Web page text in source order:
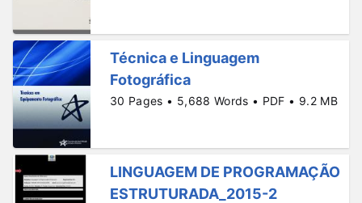
Técnica e Linguagem
Fotográfica
30 Pages • 5,688 Words • PDF • 9.2 MB
LINGUAGEM DE PROGRAMAÇÃO
ESTRUTURADA_2015-2